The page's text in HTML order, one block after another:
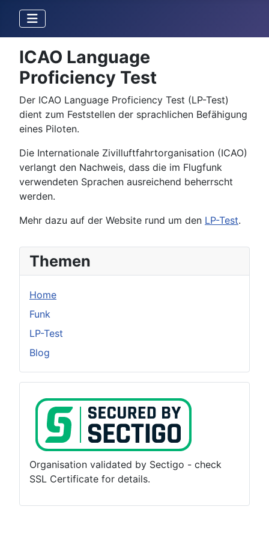
ICAO Language
Proficiency Test
Der ICAO Language Proficiency Test (LP-Test)
dient zum Feststellen der sprachlichen Befähigung
eines Piloten.
Die Internationale Zivilluftfahrtorganisation (ICAO)
verlangt den Nachweis, dass die im Flugfunk
verwendeten Sprachen ausreichend beherrscht
werden.
Mehr dazu auf der Website rund um den LP-Test.
Themen
Home
Funk
LP-Test
Blog
Organisation validated by Sectigo - check
SSL Certificate for details.